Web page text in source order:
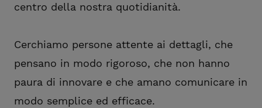
centro della nostra quotidianità.
Cerchiamo persone attente ai dettagli, che
pensano in modo rigoroso, che non hanno
paura di innovare e che amano comunicare in
modo semplice ed efficace.